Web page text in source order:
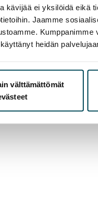
kävijää ei yksilöidä eikä
Jaamme
Kumppanimme
heidän
välttämättömät